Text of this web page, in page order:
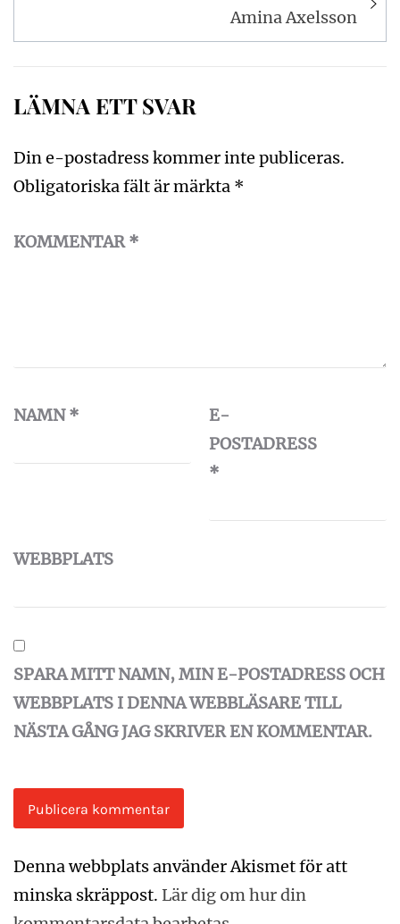
Amina Axelsson
LÄMNA ETT SVAR
Din e-postadress kommer inte publiceras.
Obligatoriska fält är märkta *
KOMMENTAR*
NAMN*
E-
POSTADRESS
*
WEBBPLATS
SPARA MITT NAMN, MIN E-POSTADRESS OCH
WEBBPLATS I DENNA WEBBLÄSARE TILL
NÄSTA GÅNG JAG SKRIVER EN KOMMENTAR.
Denna webbplats använder Akismet för att
minska skräppost. Lär dig om hur din